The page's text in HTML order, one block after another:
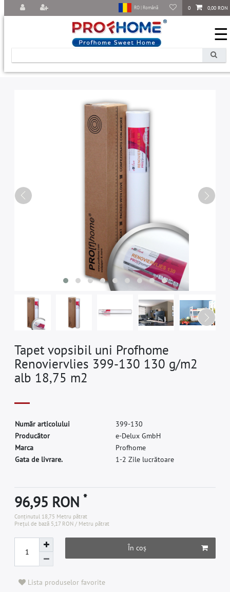
0 0,00 RON
RO | Română
☰
Tapet vopsibil uni Profhome
Renoviervlies 399-130 130 g/m2
alb 18,75 m2
Număr articolului 399-130
Producător e-Delux GmbH
Marca Profhome
Gata de livrare.
1-2 Zile lucrătoare
96,95 RON*
Conținutul 18,75 Metru pătrat
Prețul de bază 5,17 RON / Metru pătrat
În coș
Lista produselor favorite